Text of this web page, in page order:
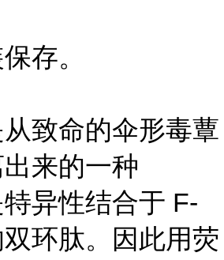
存。
致命的伞形毒蕈
来的一种
异性结合于 F-
环肽。因此用荧